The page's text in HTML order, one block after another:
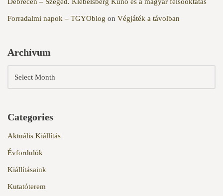
Forradalmi napok – TGYOblog on Végjáték a távolban
Archívum
Categories
Aktuális Kiállítás
Évfordulók
Kiállításaink
Kutatóterem